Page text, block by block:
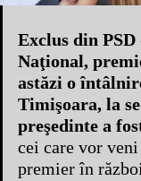
Exclus din
Naţional,
astăzi o
Timişoara, la
preşedinte a
cei care vor
premier în